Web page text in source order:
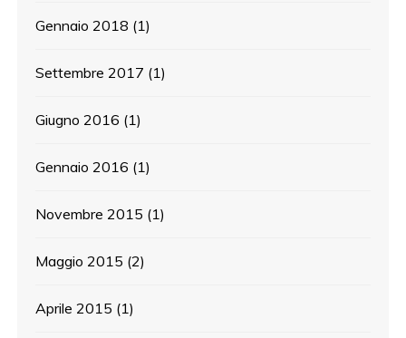
Gennaio 2018 (1)
Settembre 2017 (1)
Giugno 2016 (1)
Gennaio 2016 (1)
Novembre 2015 (1)
Maggio 2015 (2)
Aprile 2015 (1)